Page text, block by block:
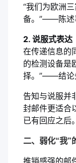
“我们为欧洲
备。”——陈述
2. 说服式表达
在传递信息的
的检测设备是
择。”——结论
告知与说服并
封邮件更适合
已有回应之后。
二、弱化“我”
推销感强的邮